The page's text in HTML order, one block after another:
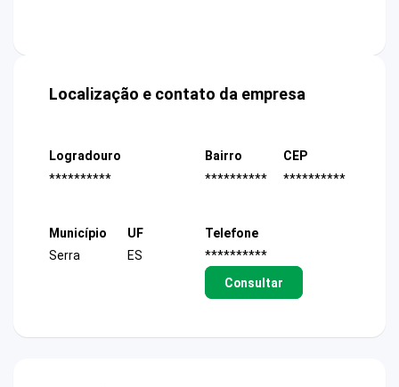
Localização e contato da empresa
Logradouro
**********
Bairro
**********
CEP
**********
Município
Serra
UF
ES
Telefone
**********
Consultar